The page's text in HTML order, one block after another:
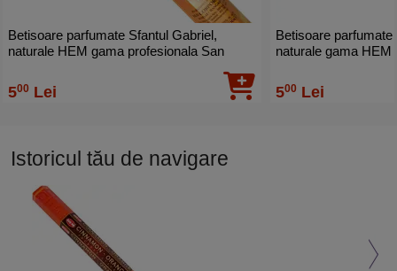
Betisoare parfumate Sfantul Gabriel,
naturale HEM gama profesionala San
500 Lei
Betisoare parfumate
naturale gama HEM profesionala San
500 Lei
Istoricul tău de navigare